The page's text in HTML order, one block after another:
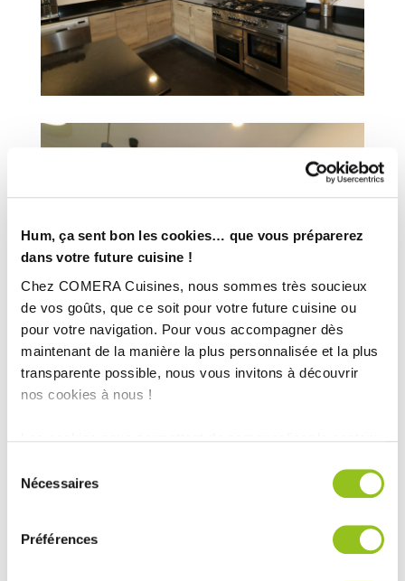
Hum, ça sent bon les cookies… que vous préparerez
dans votre future cuisine !
Chez COMERA Cuisines, nous sommes très soucieux
de vos goûts, que ce soit pour votre future cuisine ou
pour votre navigation. Pour vous accompagner dès
maintenant de la manière la plus personnalisée et la plus
transparente possible, nous vous invitons à découvrir
nos cookies à nous !
médias sociaux et d'analyser notre trafic. Nous
partageons également des informations sur l'utilisation de
notre site avec nos partenaires de médias sociaux, de
publicité et d'analyse, qui peuvent combiner celles-ci
Nécessaires
Préférences
Superficie :Plus de 20m2
Année :